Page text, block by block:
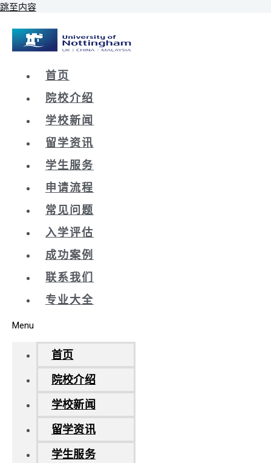
跳至内容
首页
院校介绍
学校新闻
留学资讯
学生服务
申请流程
常见问题
入学评估
成功案例
联系我们
专业大全
Menu
首页
院校介绍
学校新闻
留学资讯
学生服务